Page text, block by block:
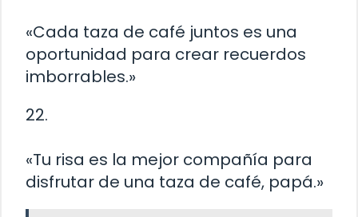
«Cada taza de café juntos es una
oportunidad para crear recuerdos
imborrables.»
22.
«Tu risa es la mejor compañía para
disfrutar de una taza de café, papá.»